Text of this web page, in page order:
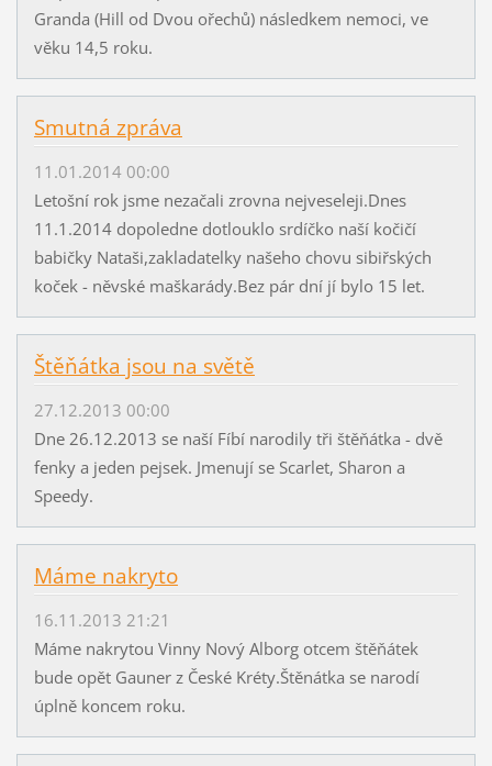
Granda (Hill od Dvou ořechů) následkem nemoci, ve
věku 14,5 roku.
Smutná zpráva
11.01.2014 00:00
Letošní rok jsme nezačali zrovna nejveseleji.Dnes
11.1.2014 dopoledne dotlouklo srdíčko naší kočičí
babičky Nataši,zakladatelky našeho chovu sibiřských
koček - něvské maškarády.Bez pár dní jí bylo 15 let.
Štěňátka jsou na světě
27.12.2013 00:00
Dne 26.12.2013 se naší Fíbí narodily tři štěňátka - dvě
fenky a jeden pejsek. Jmenují se Scarlet, Sharon a
Speedy.
Máme nakryto
16.11.2013 21:21
Máme nakrytou Vinny Nový Alborg otcem štěňátek
bude opět Gauner z České Kréty.Štěnátka se narodí
úplně koncem roku.